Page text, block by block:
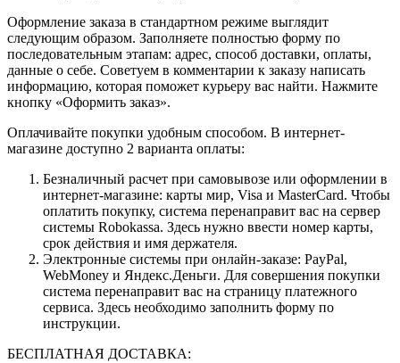
Оформление заказа в стандартном режиме выглядит
следующим образом. Заполняете полностью форму по
последовательным этапам: адрес, способ доставки, оплаты,
данные о себе. Советуем в комментарии к заказу написать
информацию, которая поможет курьеру вас найти. Нажмите
кнопку «Оформить заказ».
Оплачивайте покупки удобным способом. В интернет-
магазине доступно 2 варианта оплаты:
Безналичный расчет при самовывозе или оформлении в
интернет-магазине: карты мир, Visa и MasterCard. Чтобы
оплатить покупку, система перенаправит вас на сервер
системы Robokassa. Здесь нужно ввести номер карты,
срок действия и имя держателя.
Электронные системы при онлайн-заказе: PayPal,
WebMoney и Яндекс.Деньги. Для совершения покупки
система перенаправит вас на страницу платежного
сервиса. Здесь необходимо заполнить форму по
инструкции.
БЕСПЛАТНАЯ ДОСТАВКА: